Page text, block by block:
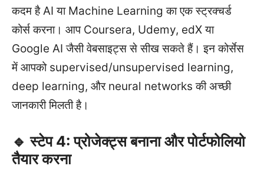
कदम है AI या Machine Learning का एक स्ट्रक्चर्ड
कोर्स करना। आप Coursera, Udemy, edX या
Google AI जैसी वेबसाइट्स से सीख सकते हैं। इन कोर्सेस
में आपको supervised/unsupervised learning,
deep learning, और neural networks की अच्छी
जानकारी मिलती है।
🔹 स्टेप 4: प्रोजेक्ट्स बनाना और पोर्टफोलियो
तैयार करना